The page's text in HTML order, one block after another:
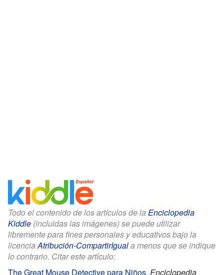
Todo el contenido de los artículos de la Enciclopedia
Kiddle (incluidas las imágenes) se puede utilizar
libremente para fines personales y educativos bajo la
licenciaAtribución-CompartirIguala menos que se indique
lo contrario. Citar este artículo:
The Great Mouse Detective para Niños. Enciclopedia